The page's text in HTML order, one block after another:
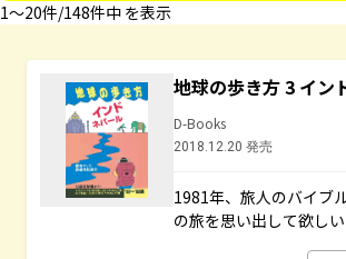
1〜20件/148件中 を表示
地球の歩き方 3 イン
D-Books
2018.12.20 発売
1981年、旅人のバイブ
の旅を思い出して欲しい